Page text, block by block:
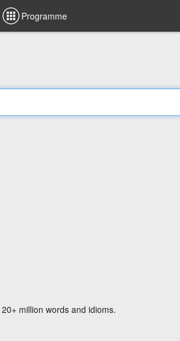
Programme
million words and idioms.